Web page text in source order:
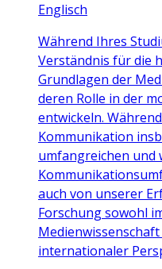
Englisch
Während Ihres
Verständnis für die
Grundlagen der
deren Rolle in der
entwickeln.
Kommunikation
umfangreichen und
auch von unserer
Forschung sowohl
internationaler